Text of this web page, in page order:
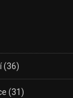
(36)
(31)